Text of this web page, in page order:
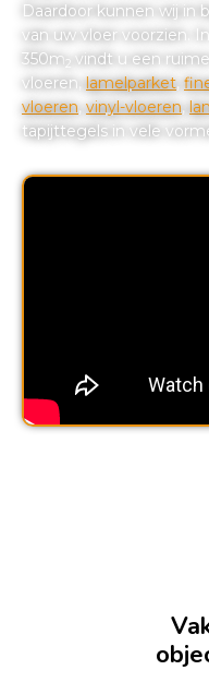
Daardoor kunnen wij in
van uw vloer voorzien.
350m 2 vindt u een
vloeren,
lamelparket,
vloeren, vinyl-vloeren,
tapijttegels in vele